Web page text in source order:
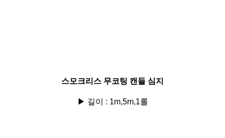
스모크리스 무코팅 캔들 심지
▶ 길이 : 1m,5m,1롤